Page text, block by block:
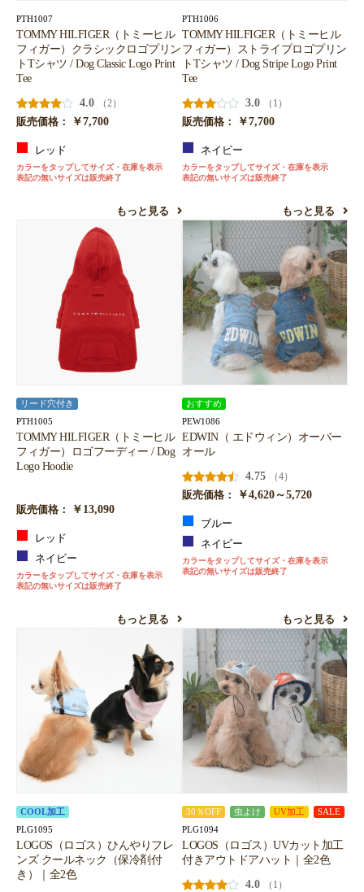
PTH1007
TOMMY HILFIGER（トミーヒル
フィガー）クラシックロゴプリン
トTシャツ / Dog Classic Logo Print
Tee
4.0
（2）
販売価格：
￥7,700
レッド
カラーをタップしてサイズ・在庫を表示
表記の無いサイズは販売終了
もっと見る
PTH1006
TOMMY HILFIGER（トミーヒル
フィガー）ストライプロゴプリン
トTシャツ / Dog Stripe Logo Print
Tee
3.0
（1）
販売価格：
￥7,700
ネイビー
カラーをタップしてサイズ・在庫を表示
表記の無いサイズは販売終了
もっと見る
リード穴付き
PTH1005
TOMMY HILFIGER（トミーヒル
フィガー）ロゴフーディー / Dog
Logo Hoodie
販売価格： ￥13,090
レッド
ネイビー
カラーをタップしてサイズ・在庫を表示
表記の無いサイズは販売終了
もっと見る
おすすめ
PEW1086
EDWIN（ エドウィン）オーバー
オール
4.75
（4）
販売価格：
￥4,620～5,720
ブルー
ネイビー
カラーをタップしてサイズ・在庫を表示
表記の無いサイズは販売終了
もっと見る
COOL加工
PLG1095
LOGOS（ロゴス）ひんやりフレ
ンズ クールネック（保冷剤付
き）｜全2色
30％OFF 虫よけ UV加工 SALE
PLG1094
LOGOS（ロゴス）UVカット加工
付きアウトドアハット｜全2色
4.0
（1）